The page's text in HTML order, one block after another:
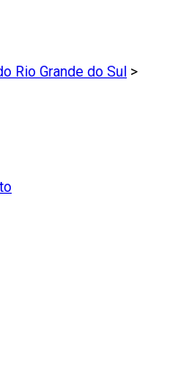
Rio Grande do Sul >